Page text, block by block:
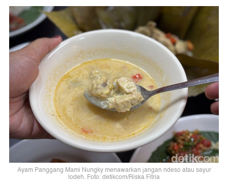
Ayam Panggang Mami Nungky menawarkan jangan ndeso atau sayur
lodeh. Foto: detikcom/Riska Fitria